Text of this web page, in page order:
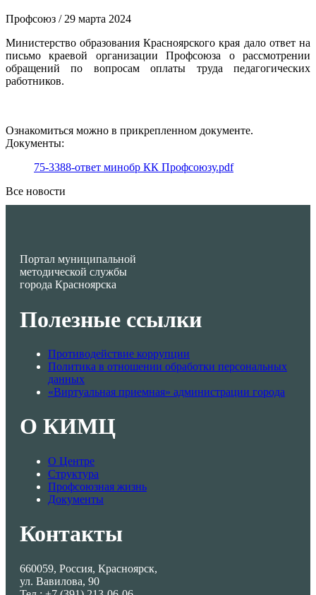
Профсоюз / 29 марта 2024
Министерство образования Красноярского края дало ответ на
письмо краевой организации Профсоюза о рассмотрении
обращений по вопросам оплаты труда педагогических
работников.
Ознакомиться можно в прикрепленном документе.
Документы:
75-3388-ответ минобр КК Профсоюзу.pdf
Все новости
Портал муниципальной
методической службы
города Красноярска
Полезные ссылки
Противодействие коррупции
Политика в отношении обработки персональных
данных
«Виртуальная приемная» администрации города
О КИМЦ
О Центре
Структура
Профсоюзная жизнь
Документы
Контакты
660059, Россия, Красноярск,
ул. Вавилова, 90